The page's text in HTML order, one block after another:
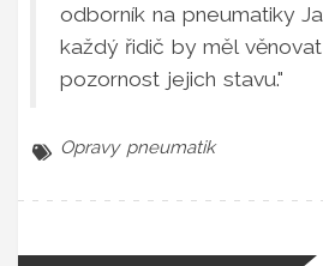
odborník na pneumatiky
každý řidič by měl
pozornost jejich stavu."
Opravy pneumatik